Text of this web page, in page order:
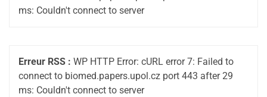
ms: Couldn't connect to server
Erreur RSS : WP HTTP Error: cURL error 7: Failed to
connect to biomed.papers.upol.cz port 443 after 29
ms: Couldn't connect to server